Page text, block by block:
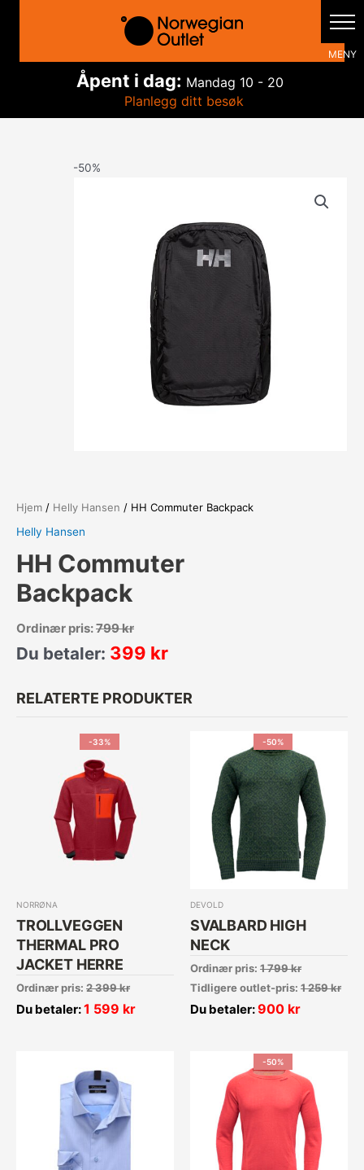
innholdet
Åpent i dag: Mandag 10 - 20
Planlegg ditt besøk
-50%
Hjem / Helly Hansen / HH Commuter Backpack
Helly Hansen
HH Commuter
Backpack
Ordinær pris:799kr
Du betaler: 399 kr
RELATERTE PRODUKTER
-33%
NORRØNA
TROLLVEGGEN
THERMAL PRO
JACKET HERRE
Ordinær pris: 2 399kr
Du betaler:1 599 kr
-50%
DEVOLD
SVALBARD HIGH
NECK
Ordinær pris: 1 799kr
Tidligere outlet-pris: 1 259kr
Du betaler:900 kr
-50%